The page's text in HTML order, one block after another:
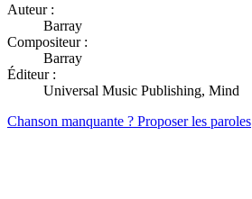
Auteur :
Barray
Compositeur :
Barray
Éditeur :
Universal Music Publishing, Mind
Chanson manquante ? Proposer les paroles